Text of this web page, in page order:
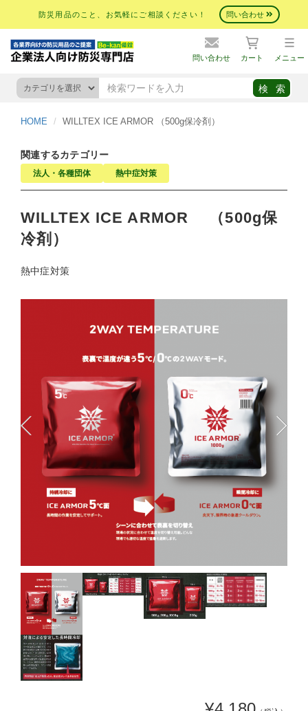
防災用品のこと、お気軽にご相談ください！ 問い合わせ
問い合わせ カート メニュー
HOME WILLTEX ICE ARMOR （500g保冷剤）
関連するカテゴリー
法人・各種団体 熱中症対策
WILLTEX ICE ARMOR （500g保
冷剤）
熱中症対策